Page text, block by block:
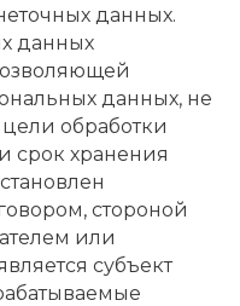
данных.
данных
данных, не
обработки
срок хранения
стороной
или
субъект